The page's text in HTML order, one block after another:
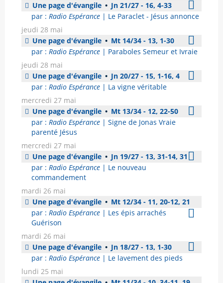
Une page d'évangile • Jn 21/27 - 16, 4-33
par : Radio Espérance | Le Paraclet - Jésus annonce
jeudi 28 mai
Une page d'évangile • Mt 14/34 - 13, 1-30
par : Radio Espérance | Paraboles Semeur et Ivraie
jeudi 28 mai
Une page d'évangile • Jn 20/27 - 15, 1-16, 4
par : Radio Espérance | La vigne véritable
mercredi 27 mai
Une page d'évangile • Mt 13/34 - 12, 22-50
par : Radio Espérance | Signe de Jonas Vraie
parenté Jésus
mercredi 27 mai
Une page d'évangile • Jn 19/27 - 13, 31-14, 31
par : Radio Espérance | Le nouveau
commandement
mardi 26 mai
Une page d'évangile • Mt 12/34 - 11, 20-12, 21
par : Radio Espérance | Les épis arrachés
Guérison
mardi 26 mai
Une page d'évangile • Jn 18/27 - 13, 1-30
par : Radio Espérance | Le lavement des pieds
lundi 25 mai